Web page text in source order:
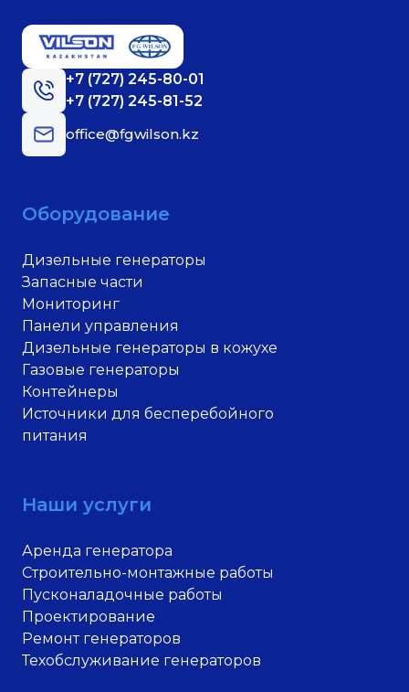
+7 (727) 245-80-01
+7 (727) 245-81-52
office@fgwilson.kz
Оборудование
Дизельные генераторы
Запасные части
Мониторинг
Панели управления
Дизельные генераторы в кожухе
Газовые генераторы
Контейнеры
Источники для бесперебойного
питания
Наши услуги
Аренда генератора
Строительно-монтажные работы
Пусконаладочные работы
Проектирование
Ремонт генераторов
Техобслуживание генераторов